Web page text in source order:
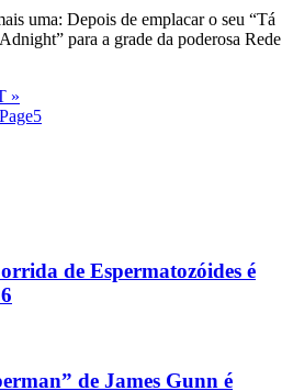
uma: Depois de emplacar o seu “Tá
para a grade da poderosa Rede
»
Page5
de Espermatozóides é
de James Gunn é